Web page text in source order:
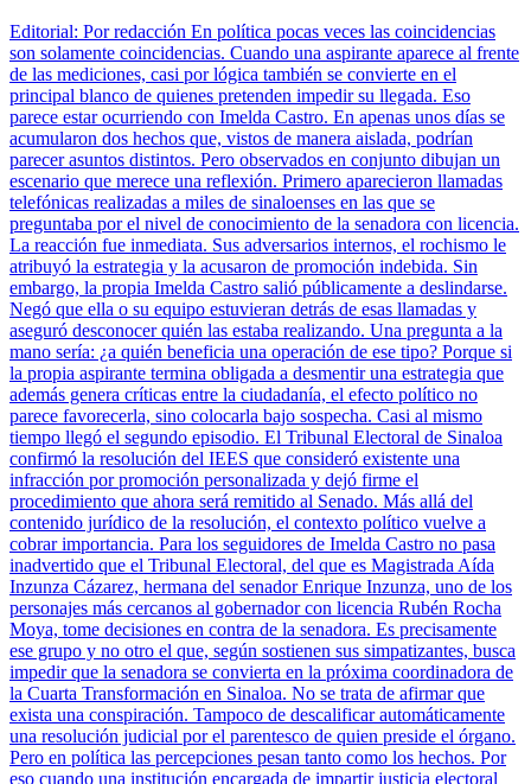
Editorial: Por redacción En política pocas veces las coincidencias
son solamente coincidencias. Cuando una aspirante aparece al frente
de las mediciones, casi por lógica también se convierte en el
principal blanco de quienes pretenden impedir su llegada. Eso
parece estar ocurriendo con Imelda Castro. En apenas unos días se
acumularon dos hechos que, vistos de manera aislada, podrían
parecer asuntos distintos. Pero observados en conjunto dibujan un
escenario que merece una reflexión. Primero aparecieron llamadas
telefónicas realizadas a miles de sinaloenses en las que se
preguntaba por el nivel de conocimiento de la senadora con licencia.
La reacción fue inmediata. Sus adversarios internos, el rochismo le
atribuyó la estrategia y la acusaron de promoción indebida. Sin
embargo, la propia Imelda Castro salió públicamente a deslindarse.
Negó que ella o su equipo estuvieran detrás de esas llamadas y
aseguró desconocer quién las estaba realizando. Una pregunta a la
mano sería: ¿a quién beneficia una operación de ese tipo? Porque si
la propia aspirante termina obligada a desmentir una estrategia que
además genera críticas entre la ciudadanía, el efecto político no
parece favorecerla, sino colocarla bajo sospecha. Casi al mismo
tiempo llegó el segundo episodio. El Tribunal Electoral de Sinaloa
confirmó la resolución del IEES que consideró existente una
infracción por promoción personalizada y dejó firme el
procedimiento que ahora será remitido al Senado. Más allá del
contenido jurídico de la resolución, el contexto político vuelve a
cobrar importancia. Para los seguidores de Imelda Castro no pasa
inadvertido que el Tribunal Electoral, del que es Magistrada Aída
Inzunza Cázarez, hermana del senador Enrique Inzunza, uno de los
personajes más cercanos al gobernador con licencia Rubén Rocha
Moya, tome decisiones en contra de la senadora. Es precisamente
ese grupo y no otro el que, según sostienen sus simpatizantes, busca
impedir que la senadora se convierta en la próxima coordinadora de
la Cuarta Transformación en Sinaloa. No se trata de afirmar que
exista una conspiración. Tampoco de descalificar automáticamente
una resolución judicial por el parentesco de quien preside el órgano.
Pero en política las percepciones pesan tanto como los hechos. Por
eso cuando una institución encargada de impartir justicia electoral